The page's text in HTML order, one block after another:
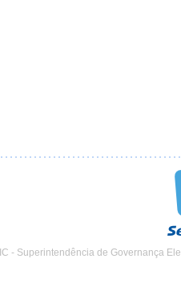
- Superintendência de Governança